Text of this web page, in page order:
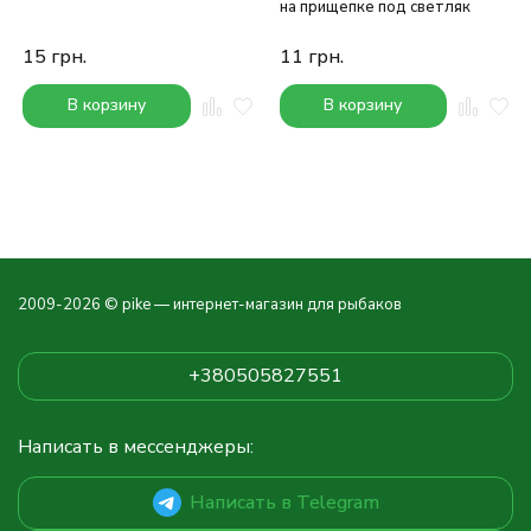
15 грн.
В корзину
на прищепке под светляк
11 грн.
В корзину
2009-2026 © pike — интернет-магазин для рыбаков
+380505827551
Написать в мессенджеры:
Написать в Telegram